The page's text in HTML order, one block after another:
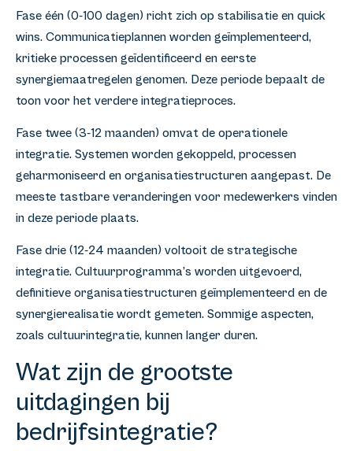
Fase één (0-100 dagen) richt zich op stabilisatie en quick
wins. Communicatieplannen worden geïmplementeerd,
kritieke processen geïdentificeerd en eerste
synergiemaatregelen genomen. Deze periode bepaalt de
toon voor het verdere integratieproces.
Fase twee (3-12 maanden) omvat de operationele
integratie. Systemen worden gekoppeld, processen
geharmoniseerd en organisatiestructuren aangepast. De
meeste tastbare veranderingen voor medewerkers vinden
in deze periode plaats.
Fase drie (12-24 maanden) voltooit de strategische
integratie. Cultuurprogramma’s worden uitgevoerd,
definitieve organisatiestructuren geïmplementeerd en de
synergierealisatie wordt gemeten. Sommige aspecten,
zoals cultuurintegratie, kunnen langer duren.
Wat zijn de grootste
uitdagingen bij
bedrijfsintegratie?